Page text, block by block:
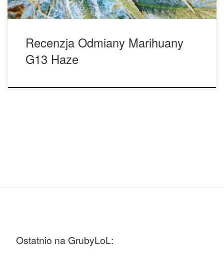
Recenzja Odmiany Marihuany
G13 Haze
Ostatnio na GrubyLoL: